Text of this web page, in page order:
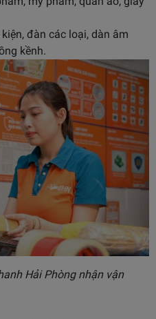
đàn các loại, dàn âm
kềnh.
Hải Phòng nhận vận